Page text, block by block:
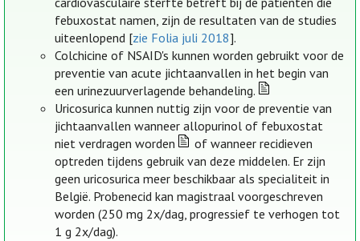
febuxostat namen, zijn de resultaten van de studies
uiteenlopend [zie Folia juli 2018].
Colchicine of NSAID's kunnen worden gebruikt voor de
preventie van acute jichtaanvallen in het begin van
een urinezuurverlagende behandeling.
Uricosurica kunnen nuttig zijn voor de preventie van
jichtaanvallen wanneer allopurinol of febuxostat
niet verdragen worden
of wanneer recidieven
optreden tijdens gebruik van deze middelen. Er zijn
geen uricosurica meer beschikbaar als specialiteit in
België. Probenecid kan magistraal voorgeschreven
worden (250 mg 2x/dag, progressief te verhogen tot
1 g 2x/dag).